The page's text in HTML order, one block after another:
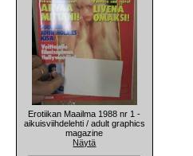
Erotiikan Maailma 1988 nr 1 -
aikuisviihdelehti / adult graphics
magazine
Näytä